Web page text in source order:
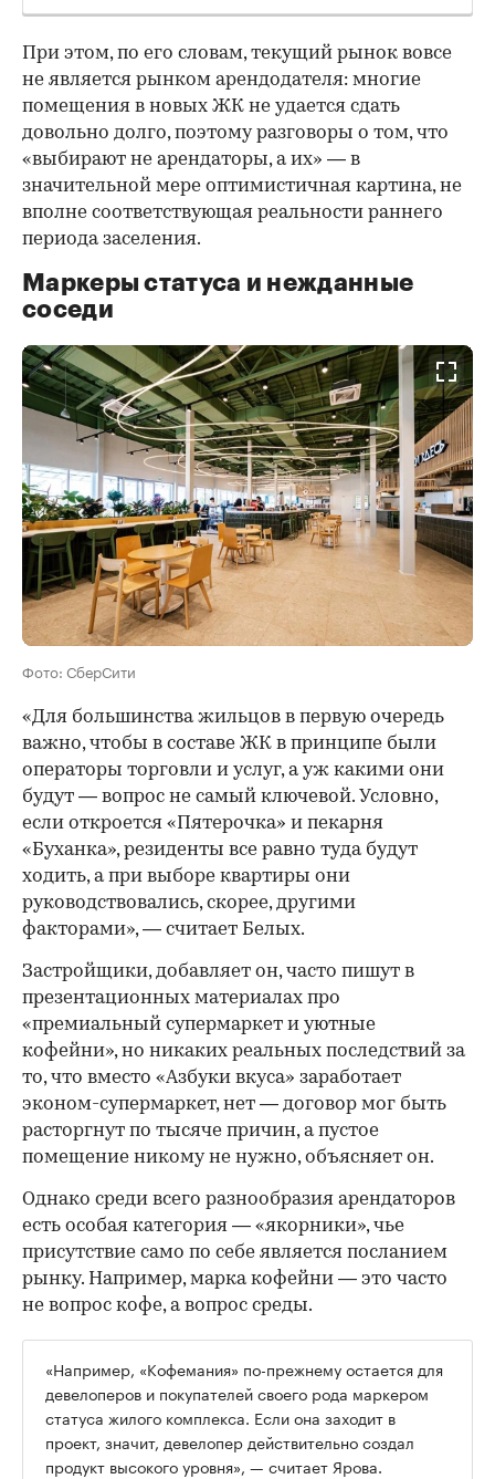
При этом, по его словам, текущий рынок вовсе
не является рынком арендодателя: многие
помещения в новых ЖК не удается сдать
довольно долго, поэтому разговоры о том, что
«выбирают не арендаторы, а их» — в
значительной мере оптимистичная картина, не
вполне соответствующая реальности раннего
периода заселения.
Маркеры статуса и нежданные
соседи
Фото: СберСити
«Для большинства жильцов в первую очередь
важно, чтобы в составе ЖК в принципе были
операторы торговли и услуг, а уж какими они
будут — вопрос не самый ключевой. Условно,
если откроется «Пятерочка» и пекарня
«Буханка», резиденты все равно туда будут
ходить, а при выборе квартиры они
руководствовались, скорее, другими
факторами», — считает Белых.
Застройщики, добавляет он, часто пишут в
презентационных материалах про
«премиальный супермаркет и уютные
кофейни», но никаких реальных последствий за
то, что вместо «Азбуки вкуса» заработает
эконом-супермаркет, нет — договор мог быть
расторгнут по тысяче причин, а пустое
помещение никому не нужно, объясняет он.
Однако среди всего разнообразия арендаторов
есть особая категория — «якорники», чье
присутствие само по себе является посланием
рынку. Например, марка кофейни — это часто
не вопрос кофе, а вопрос среды.
«Например, «Кофемания» по-прежнему остается для
девелоперов и покупателей своего рода маркером
статуса жилого комплекса. Если она заходит в
проект, значит, девелопер действительно создал
продукт высокого уровня», — считает Ярова.